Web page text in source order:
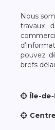
Nous
travaux
pouvez
brefs
Île-